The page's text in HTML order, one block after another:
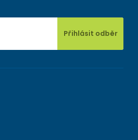
Přihlásit odběr